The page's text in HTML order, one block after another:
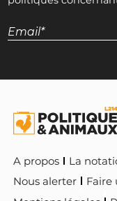
A propos La
Nous alerter
Faire